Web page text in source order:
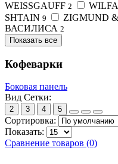
WEISSGAUFF 2 WILFA
SHTAIN 9 ZIGMUND
ВАСИЛИСА 2
Показать все
Кофеварки
Боковая панель
Вид Сетки:
2 3 4 5
Сортировка:
Показать:
Сравнение товаров (0)